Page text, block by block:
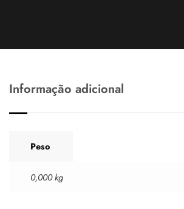
Informação adicional
Peso
0,000 kg